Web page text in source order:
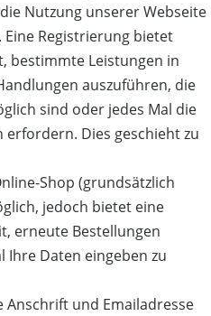
Nutzung unserer Webseite
Registrierung bietet
bestimmte Leistungen in
auszuführen, die
sind oder jedes Mal die
Dies geschieht zu
Shop (grundsätzlich
jedoch bietet eine
erneute Bestellungen
Ihre Daten eingeben zu
Anschrift und Emailadresse